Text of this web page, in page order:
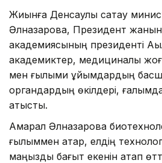
Жиынға Денсаулық сақтау
Әлназарова, Президент
академиясының президенті
академиктер, медициналық
мен ғылыми ұйымдардың
органдардың өкілдері,
қатысты.
Ақмарал Әлназарова
ғылыммен қатар, елдің
маңызды бағыт екенін атап